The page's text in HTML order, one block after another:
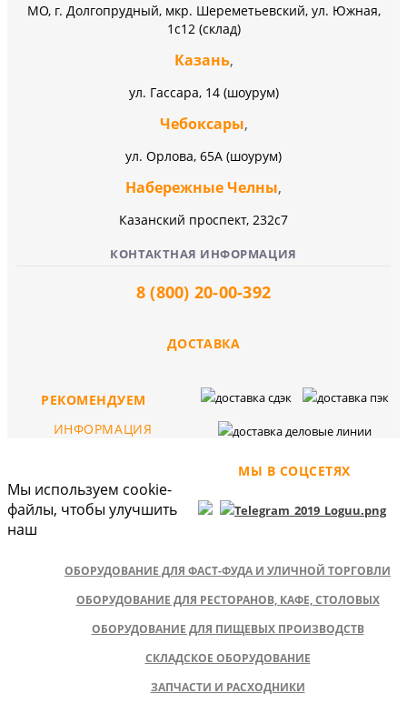
МО, г. Долгопрудный, мкр. Шереметьевский, ул. Южная,
1с12 (склад)
Казань,
ул. Гассара, 14 (шоурум)
Чебоксары,
ул. Орлова, 65А (шоурум)
Набережные Челны,
Казанский проспект, 232c7
КОНТАКТНАЯ ИНФОРМАЦИЯ
8 (800) 20-00-392
ДОСТАВКА
МЫ В СОЦСЕТЯХ
РЕКОМЕНДУЕМ
ОБОРУДОВАНИЕ ДЛЯ ФАСТ-ФУДА И УЛИЧНОЙ ТОРГОВЛИ
ОБОРУДОВАНИЕ ДЛЯ РЕСТОРАНОВ, КАФЕ, СТОЛОВЫХ
ОБОРУДОВАНИЕ ДЛЯ ПИЩЕВЫХ ПРОИЗВОДСТВ
СКЛАДСКОЕ ОБОРУДОВАНИЕ
ЗАПЧАСТИ И РАСХОДНИКИ
ИНФОРМАЦИЯ
Мы используем cookie-
файлы, чтобы улучшить
наш